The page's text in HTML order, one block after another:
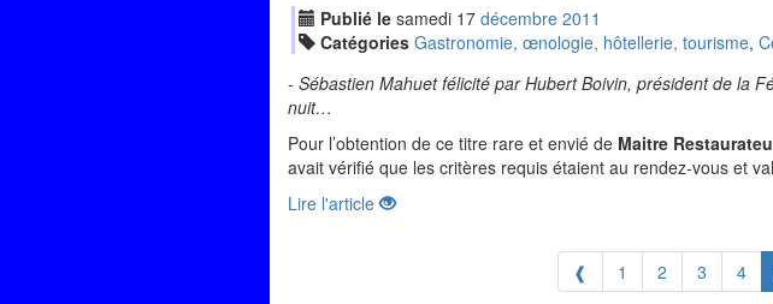
Publié le samedi 17 décembre 2011
Catégories Gastronomie, œnologie, hôtellerie, tourisme,
- Sébastien Mahuet félicité par Hubert Boivin, président de la
nuit…
Pour l’obtention de ce titre rare et envié de Maitre
avait vérifié que les critères requis étaient au rendez-vous et
Lire l'article
❰ 1 2 3 4